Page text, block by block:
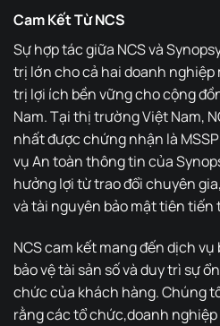
Cam Kết Từ NCS
Sự hợp tác giữa NCS và
trị lớn cho cả hai doanh nghiệp
trị lợi ích bền vững cho cộng
Nam. Tại thị trường Việt Nam,
nhất được chứng nhận là
vụ An toàn thông tin của
hưởng lợi từ trao đổi chuyên
và tài nguyên bảo mật tiên tiến
NCS cam kết mang đến dịch
bảo vệ tài sản số và duy trì sự
chức của khách hàng. Chúng
rằng các tổ chức,doanh